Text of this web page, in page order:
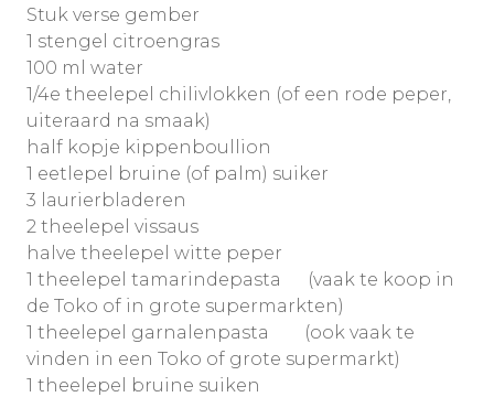
Stuk verse gember
1 stengel citroengras
100 ml water
1/4e theelepel chilivlokken (of een rode peper,
uiteraard na smaak)
half kopje kippenboullion
1 eetlepel bruine (of palm) suiker
3 laurierbladeren
2 theelepel vissaus
halve theelepel witte peper
1 theelepel tamarindepasta (vaak te koop in
de Toko of in grote supermarkten)
1 theelepel garnalenpasta (ook vaak te
vinden in een Toko of grote supermarkt)
1 theelepel bruine suiken